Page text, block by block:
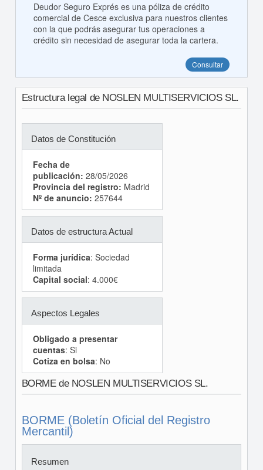
Deudor Seguro Exprés es una póliza de crédito
comercial de Cesce exclusiva para nuestros clientes
con la que podrás asegurar tus operaciones a
crédito sin necesidad de asegurar toda la cartera.
Consultar
Estructura legal de NOSLEN MULTISERVICIOS SL.
Datos de Constitución
Fecha de
publicación: 28/05/2026
Provincia del registro: Madrid
Nº de anuncio: 257644
Datos de estructura Actual
Forma jurídica: Sociedad
limitada
Capital social: 4.000€
Aspectos Legales
Obligado a presentar
cuentas: Si
Cotiza en bolsa: No
BORME de NOSLEN MULTISERVICIOS SL.
BORME (Boletín Oficial del Registro
Mercantil)
Resumen